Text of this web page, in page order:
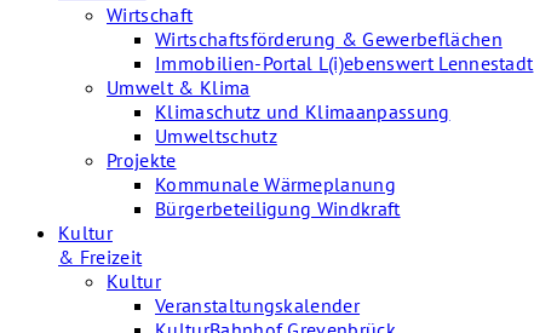
Wirtschaft
Wirtschaftsförderung & Gewerbeflächen
Immobilien-Portal L(i)ebenswert Lennestadt
Umwelt & Klima
Klimaschutz und Klimaanpassung
Umweltschutz
Projekte
Kommunale Wärmeplanung
Bürgerbeteiligung Windkraft
Kultur
& Freizeit
Kultur
Veranstaltungskalender